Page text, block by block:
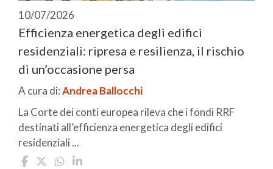
10/07/2026
Efficienza energetica degli edifici
residenziali: ripresa e resilienza, il rischio
di un’occasione persa
A cura di:Andrea Ballocchi
La Corte dei conti europea rileva che i fondi RRF
destinati all’efficienza energetica degli edifici
residenziali ...